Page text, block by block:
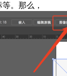
。那么，